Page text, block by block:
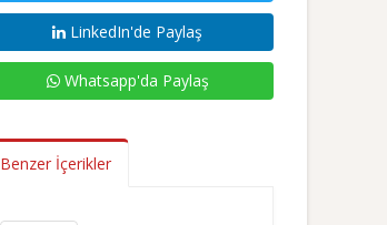
LinkedIn'de Paylaş
Whatsapp'da Paylaş
Benzer İçerikler